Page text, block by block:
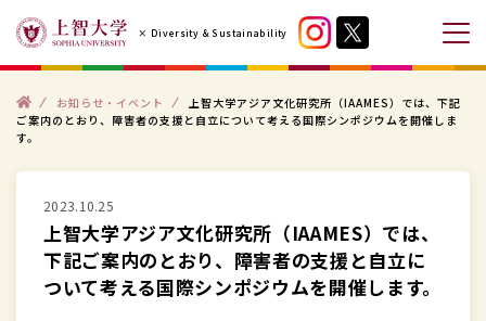
テ
× Diversity & Sustainability
メ
ニ
ュ
ー
ト
ッ
プ
お知らせ・イベント
上智大学アジア文化研究所（IAAMES）では、下記
ご案内のとおり、障害者の支援と自立について考える国際シンポジウムを開催しま
す。
2023.10.25
上智大学アジア文化研究所（IAAMES）では、
下記ご案内のとおり、障害者の支援と自立に
ついて考える国際シンポジウムを開催します。